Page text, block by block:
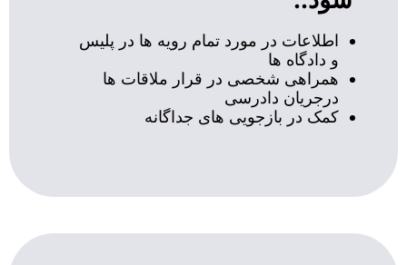
اطلاعات در مورد تمام رویه ها در پلیس
و دادگاه ها
همراهی شخصی در قرار ملاقات ها
درجریان دادرسی
کمک در بازجویی های جداگانه